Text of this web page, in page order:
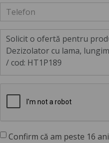
Confirm că am peste 16 ani